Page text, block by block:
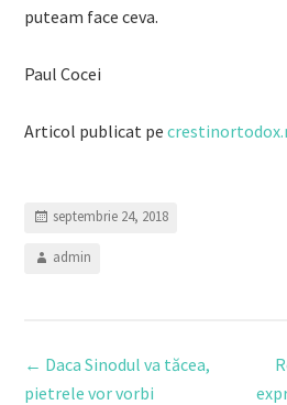
puteam face ceva.
Paul Cocei
Articol publicat pe
septembrie 24, 2018
admin
navigation
← Daca Sinodul va tăcea,
pietrele vor vorbi